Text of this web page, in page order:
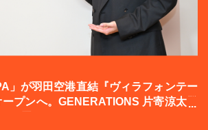
」が羽田空港直結『ヴィラフォンテー
プンへ。GENERATIONS 片寄涼太登